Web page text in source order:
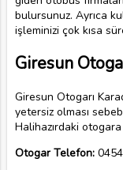
bulursunuz. Ayrıca
işleminizi çok kısa
Giresun
Giresun Otogarı
yetersiz olması
Halihazırdaki
Otogar Telefon: